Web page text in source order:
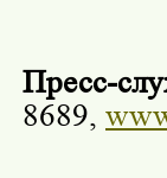
Пресс-
8689,